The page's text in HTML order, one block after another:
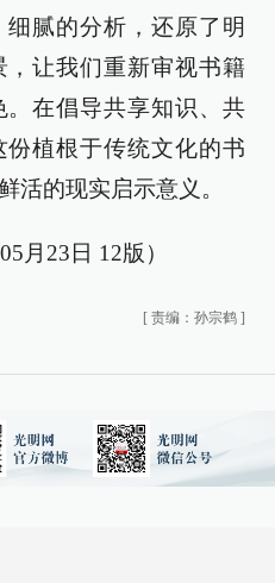
腻的分析，还原了明
让我们重新审视书籍
在倡导共享知识、共
植根于传统文化的书
活的现实启示意义。
月23日 12版）
[ 责编：孙宗鹤 ]